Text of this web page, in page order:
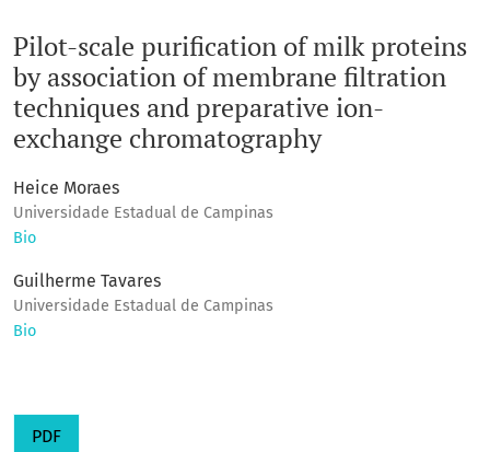
Pilot-scale purification of milk proteins
by association of membrane filtration
techniques and preparative ion-
exchange chromatography
Heice Moraes
Universidade Estadual de Campinas
Bio
Guilherme Tavares
Universidade Estadual de Campinas
Bio
PDF